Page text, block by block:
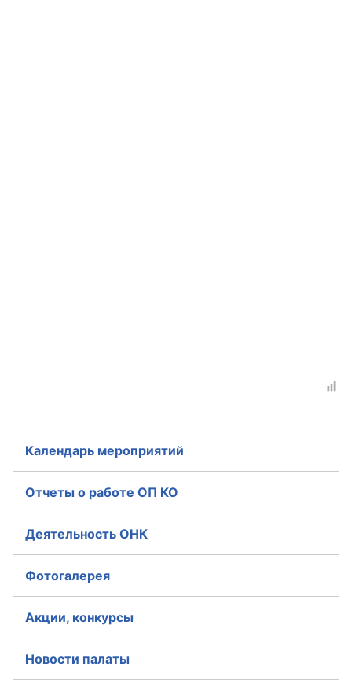
Календарь мероприятий
Отчеты о работе ОП КО
Деятельность ОНК
Фотогалерея
Акции, конкурсы
Новости палаты